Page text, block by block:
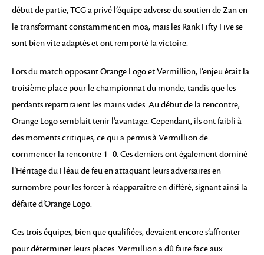
début de partie, TCG a privé l’équipe adverse du soutien de Zan en
le transformant constamment en moa, mais les Rank Fifty Five se
sont bien vite adaptés et ont remporté la victoire.
Lors du match opposant Orange Logo et Vermillion, l’enjeu était la
troisième place pour le championnat du monde, tandis que les
perdants repartiraient les mains vides. Au début de la rencontre,
Orange Logo semblait tenir l’avantage. Cependant, ils ont faibli à
des moments critiques, ce qui a permis à Vermillion de
commencer la rencontre 1–0. Ces derniers ont également dominé
l’Héritage du Fléau de feu en attaquant leurs adversaires en
surnombre pour les forcer à réapparaître en différé, signant ainsi la
défaite d’Orange Logo.
Ces trois équipes, bien que qualifiées, devaient encore s’affronter
pour déterminer leurs places. Vermillion a dû faire face aux